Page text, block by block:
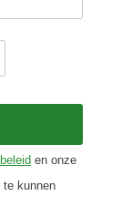
en onze
te kunnen